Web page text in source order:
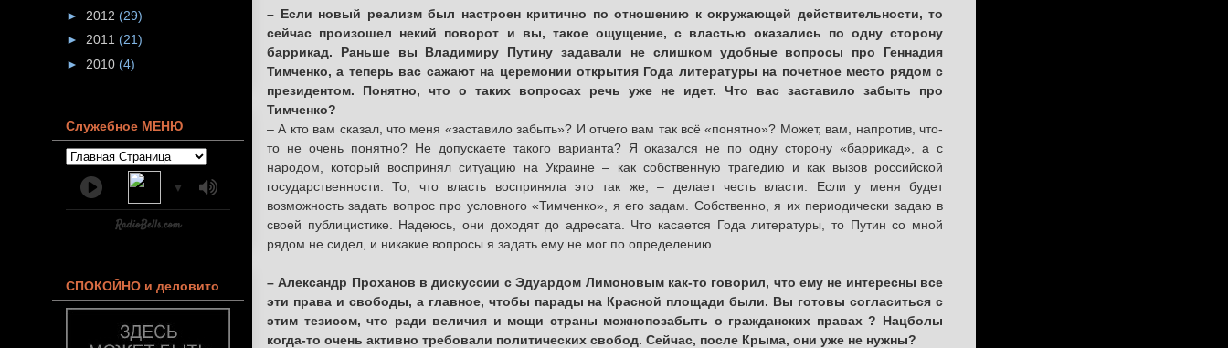
– Если новый реализм был настроен критично по отношению к окружающей действительности, то
сейчас произошел некий поворот и вы, такое ощущение, с властью оказались по одну сторону
баррикад. Раньше вы Владимиру Путину задавали не слишком удобные вопросы про Геннадия
Тимченко, а теперь вас сажают на церемонии открытия Года литературы на почетное место рядом с
президентом. Понятно, что о таких вопросах речь уже не идет. Что вас заставило забыть про
Тимченко?
– А кто вам сказал, что меня «заставило забыть»? И отчего вам так всё «понятно»? Может, вам, напротив, что-
то не очень понятно? Не допускаете такого варианта? Я оказался не по одну сторону «баррикад», а с
народом, который воспринял ситуацию на Украине – как собственную трагедию и как вызов российской
государственности. То, что власть восприняла это так же, – делает честь власти. Если у меня будет
возможность задать вопрос про условного «Тимченко», я его задам. Собственно, я их периодически задаю в
своей публицистике. Надеюсь, они доходят до адресата. Что касается Года литературы, то Путин со мной
рядом не сидел, и никакие вопросы я задать ему не мог по определению.
– Александр Проханов в дискуссии с Эдуардом Лимоновым как-то говорил, что ему не интересны все
эти права и свободы, а главное, чтобы парады на Красной площади были. Вы готовы согласиться с
этим тезисом, что ради величия и мощи страны можнопозабыть о гражданских правах ? Нацболы
когда-то очень активно требовали политических свобод. Сейчас, после Крыма, они уже не нужны?
► 2012 (29)
► 2011 (21)
► 2010 (4)
Служебное МЕНЮ
▼
СПОКОЙНО и деловито